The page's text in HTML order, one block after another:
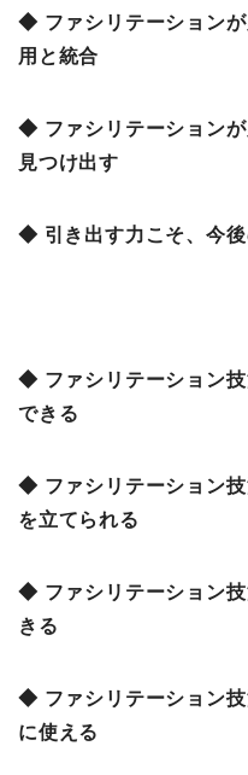
◆ ファシリテーション
用と統合
◆ ファシリテーション
見つけ出す
◆ 引き出す力こそ、今
◆ ファシリテーション
できる
◆ ファシリテーション
を立てられる
◆ ファシリテーション
きる
◆ ファシリテーション
に使える